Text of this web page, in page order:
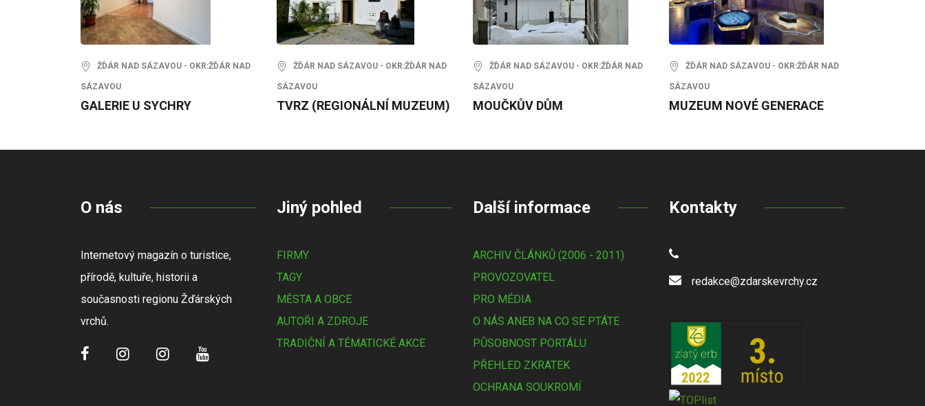
ŽĎÁR NAD SÁZAVOU - OKR:ŽĎÁR NAD
SÁZAVOU
GALERIE U SYCHRY
ŽĎÁR NAD SÁZAVOU - OKR:ŽĎÁR NAD
SÁZAVOU
TVRZ (REGIONÁLNÍ MUZEUM)
ŽĎÁR NAD SÁZAVOU - OKR:ŽĎÁR NAD
SÁZAVOU
MOUČKŮV DŮM
ŽĎÁR NAD SÁZAVOU - OKR:ŽĎÁR NAD
SÁZAVOU
MUZEUM NOVÉ GENERACE
O nás
Internetový magazín o turistice,
přírodě, kultuře, historii a
současnosti regionu Žďárských
vrchů.
Jiný pohled
FIRMY
TAGY
MĚSTA A OBCE
AUTOŘI A ZDROJE
TRADIČNÍ A TÉMATICKÉ AKCE
Další informace
ARCHIV ČLÁNKŮ (2006 - 2011)
PROVOZOVATEL
PRO MÉDIA
O NÁS ANEB NA CO SE PTÁTE
PŮSOBNOST PORTÁLU
PŘEHLED ZKRATEK
OCHRANA SOUKROMÍ
Kontakty
redakce@zdarskevrchy.cz